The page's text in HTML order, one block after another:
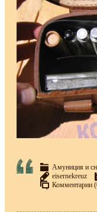
Амуниция и
eisernekreuz
Комментарии